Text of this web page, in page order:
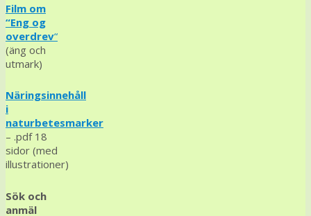
Film om
“Eng og
overdrev“
(äng och
utmark)
Näringsinnehåll
i
naturbetesmarker
– .pdf 18
sidor (med
illustrationer)
Sök och
anmäl